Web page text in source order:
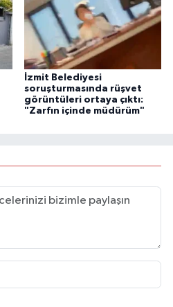
İzmit Belediyesi
soruşturmasında rüşvet
görüntüleri ortaya çıktı:
"Zarfın içinde müdürüm"